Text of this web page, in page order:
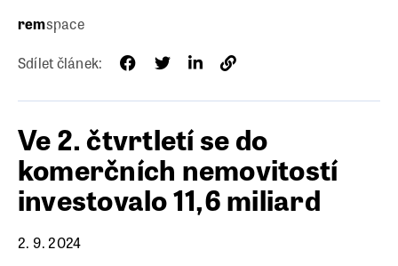
remspace
Sdílet článek:
Ve 2. čtvrtletí se do
komerčních nemovitostí
investovalo 11,6 miliard
2. 9. 2024